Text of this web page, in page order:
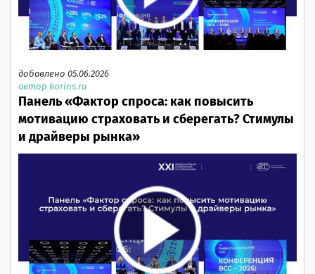
добавлено 05.06.2026
автор korins.ru
Панель «Фактор спроса: как повысить
мотивацию страховать и сберегать? Стимулы
и драйверы рынка»